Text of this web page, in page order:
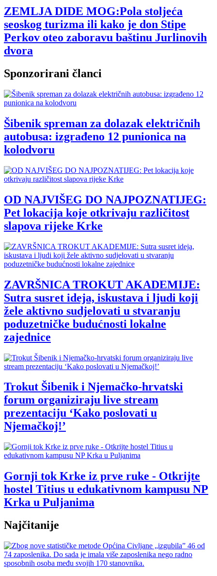
ZEMLJA DIDE MOG:Pola stoljeća
seoskog turizma ili kako je don Stipe
Perkov oteo zaboravu baštinu Jurlinovih
dvora
Sponzorirani članci
Šibenik spreman za dolazak električnih
autobusa: izgrađeno 12 punionica na
kolodvoru
OD NAJVIŠEG DO NAJPOZNATIJEG:
Pet lokacija koje otkrivaju različitost
slapova rijeke Krke
ZAVRŠNICA TROKUT AKADEMIJE:
Sutra susret ideja, iskustava i ljudi koji
žele aktivno sudjelovati u stvaranju
poduzetničke budućnosti lokalne
zajednice
Trokut Šibenik i Njemačko-hrvatski
forum organiziraju live stream
prezentaciju ‘Kako poslovati u
Njemačkoj!’
Gornji tok Krke iz prve ruke - Otkrijte
hostel Titius u edukativnom kampusu NP
Krka u Puljanima
Najčitanije